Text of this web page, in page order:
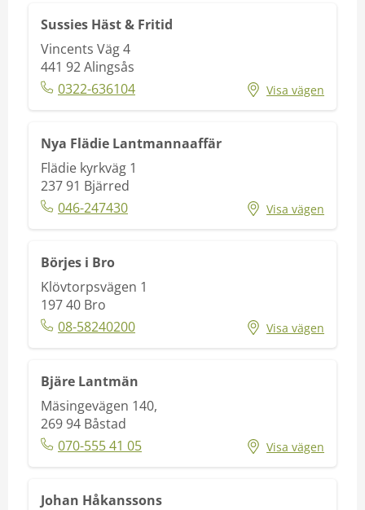
Sussies Häst & Fritid
Vincents Väg 4
441 92Alingsås
0322-636104
Visa vägen
Nya Flädie Lantmannaaffär
Flädie kyrkväg 1
237 91 Bjärred
046-247430
Visa vägen
Börjes i Bro
Klövtorpsvägen 1
197 40 Bro
08-58240200
Visa vägen
Bjäre Lantmän
Mäsingevägen 140,
269 94 Båstad
070-555 41 05
Visa vägen
Johan Håkanssons